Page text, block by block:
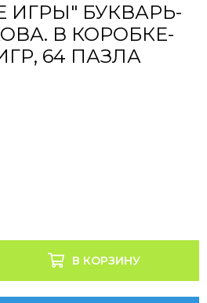
ИГРЫ" БУКВАРЬ-
В КОРОБКЕ-
64 ПАЗЛА
В КОРЗИНУ